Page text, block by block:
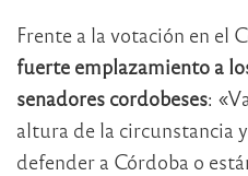
Frente a la votación en el
fuerte emplazamiento a
senadores cordobeses:
altura de la circunstancia
defender a Córdoba o